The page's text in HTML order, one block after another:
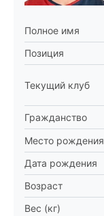
Полное имя
Позиция
Текущий клуб
Гражданство
Место рождения
Дата рождения
Возраст
Вес (кг)